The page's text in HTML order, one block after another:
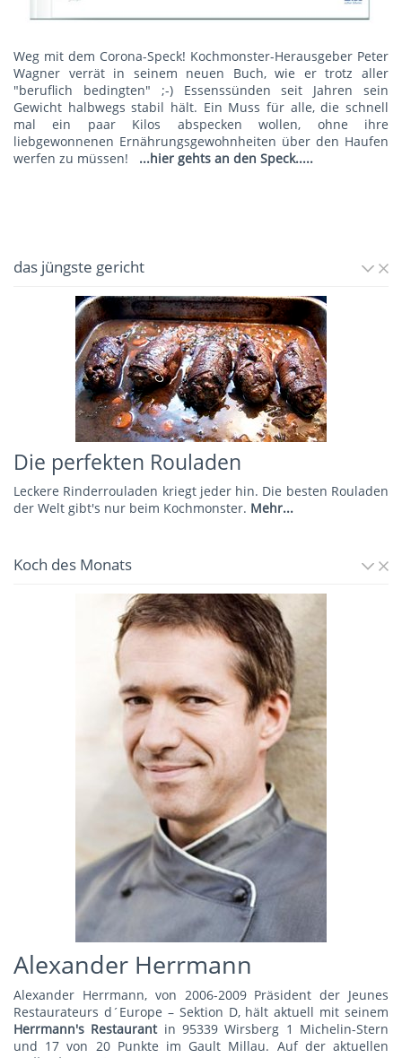
Weg mit dem Corona-Speck! Kochmonster-Herausgeber Peter
Wagner verrät in seinem neuen Buch, wie er trotz aller
"beruflich bedingten" ;-) Essenssünden seit Jahren sein
Gewicht halbwegs stabil hält. Ein Muss für alle, die schnell
mal ein paar Kilos abspecken wollen, ohne ihre
liebgewonnenen Ernährungsgewohnheiten über den Haufen
werfen zu müssen!
...hier gehts an den Speck.....
das jüngste gericht
Die perfekten Rouladen
Leckere Rinderrouladen kriegt jeder hin. Die besten Rouladen
der Welt gibt's nur beim Kochmonster. Mehr...
Koch des Monats
Alexander Herrmann
Alexander Herrmann, von 2006-2009 Präsident der Jeunes
Restaurateurs d´Europe – Sektion D, hält aktuell mit seinem
Herrmann's Restaurant in 95339 Wirsberg 1 Michelin-Stern
und 17 von 20 Punkte im Gault Millau. Auf der aktuellen